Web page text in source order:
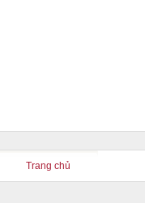
Trang chủ